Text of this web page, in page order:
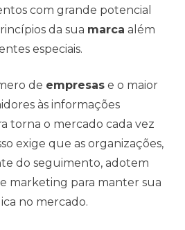
com grande potencial
da sua marca além
especiais.
de empresas e o maior
às informações
torna o mercado cada vez
exige que as organizações,
do seguimento, adotem
marketing para manter sua
no mercado.